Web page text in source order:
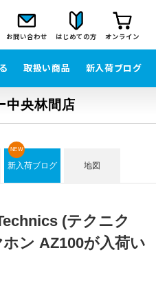
お問い合わせ はじめての方 オンライン
取扱い商品 新入荷ブログ
中央林間店
新入荷ブログ
NEW
地図
(テクニク
ン AZ100が入荷い